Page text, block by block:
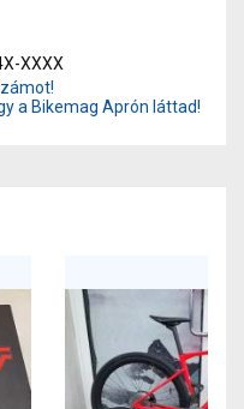
XXXX
a Bikemag Aprón láttad!